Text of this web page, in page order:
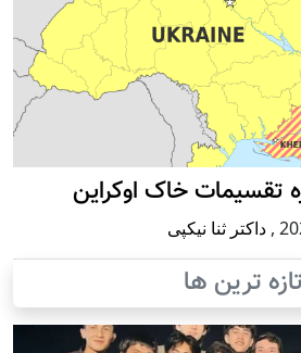
تقسیمات خاک اوکراین
, داکتر ثنا نیکپی
تازه ترین ها